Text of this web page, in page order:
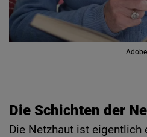
Die Schichten der
Die Netzhaut ist eigentlich